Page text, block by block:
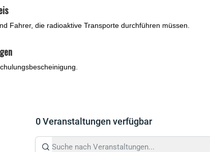
Fahrer, die radioaktive Transporte durchführen müssen.
0 Veranstaltungen verfügbar